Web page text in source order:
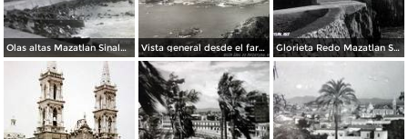
Olas altas Mazatlan Sinaloa. Vista general desde el faro Mazatlan Sinaloa. Glorieta Redo Mazatlan Sinaloa.